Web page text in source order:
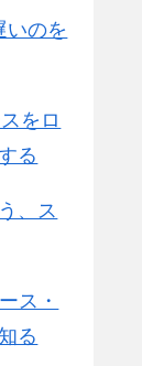
いのを
をロ
る
、ス
ス・
る